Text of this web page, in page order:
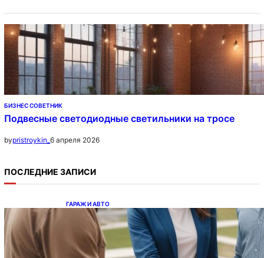
БИЗНЕС СОВЕТНИК
Подвесные светодиодные светильники на тросе
bypristroykin_ 6 апреля 2026
ПОСЛЕДНИЕ ЗАПИСИ
ГАРАЖ И АВТО
Ипотека на новостройки при оформлении
напрямую у застройщика